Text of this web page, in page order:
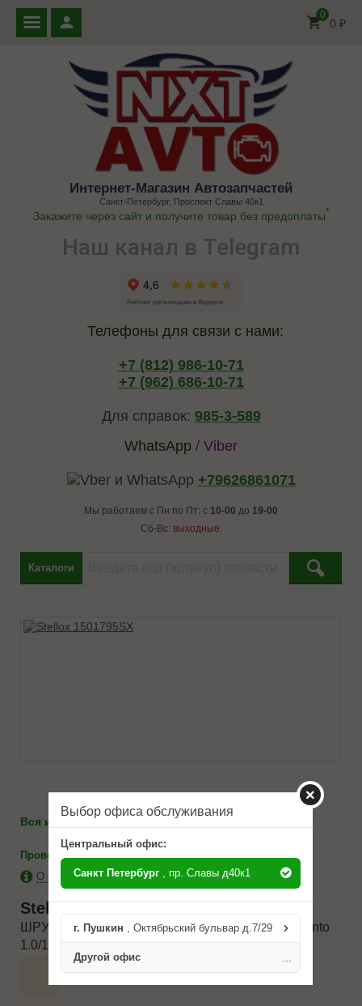
0
0 ₽
Интернет-Магазин Автозапчастей
Санкт-Петербург, Проспект Славы 40к1
Закажите через сайт и получите товар без предоплаты*
Наш канал в Telegram
Телефоны для связи с нами:
+7 (812) 986-10-71
+7 (962) 686-10-71
Для справок: 985-3-589
WhatsApp / Viber
+79626861071
Мы работаем с Пн по Пт: с 10-00 до 19-00
Сб-Вс: выходные.
Каталоги
Вся информация по телефону:
Проверить на применимость
О бренде Stellox
Stellox
ШРУС наружный к-кт! ABS, 4950007010 Kia Picanto
1.0/1.1/1.1CRDi 04>
Выбор офиса обслуживания
Центральный офис:
Санкт Петербург , пр. Славы д40к1
г. Пушкин , Октябрьский бульвар д.7/29
Другой офис